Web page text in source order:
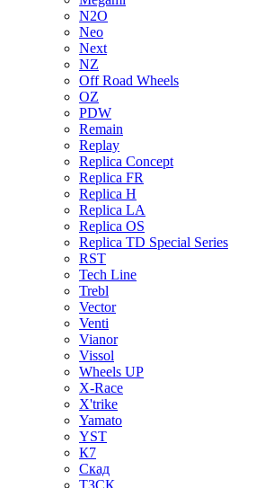
N2O
Neo
Next
NZ
Off Road Wheels
OZ
PDW
Remain
Replay
Replica Concept
Replica FR
Replica H
Replica LA
Replica OS
Replica TD Special Series
RST
Tech Line
Trebl
Vector
Venti
Vianor
Vissol
Wheels UP
X-Race
X'trike
Yamato
YST
К7
Скад
ТЗСК